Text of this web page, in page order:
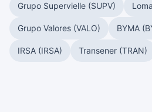
Grupo Supervielle (SUPV)
Grupo Valores (VALO) BYMA
IRSA (IRSA) Transener (TRAN)